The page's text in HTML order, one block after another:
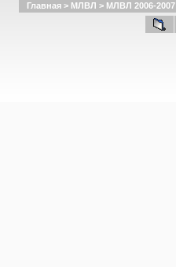
Главная > МЛВЛ > МЛВЛ 2006-2007